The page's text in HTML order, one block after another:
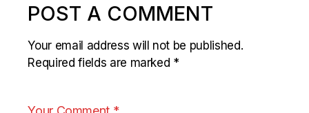
POST A COMMENT
Your email address will not be published.
Required fields are marked *